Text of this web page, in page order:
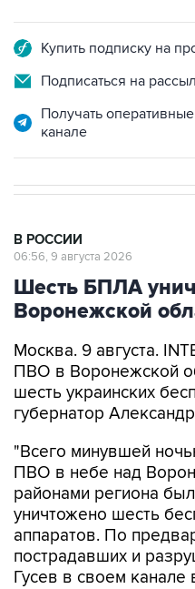
Купить подписку на
Подписаться на
Получать
канале
В РОССИИ
06:56, 9 августа 2026
Шесть БПЛА
Воронежской
Москва. 9 августа.
ПВО в Воронежской
шесть украинских
губернатор
"Всего минувшей
ПВО в небе над
районами региона
уничтожено шесть
аппаратов. По
пострадавших и
Гусев в своем